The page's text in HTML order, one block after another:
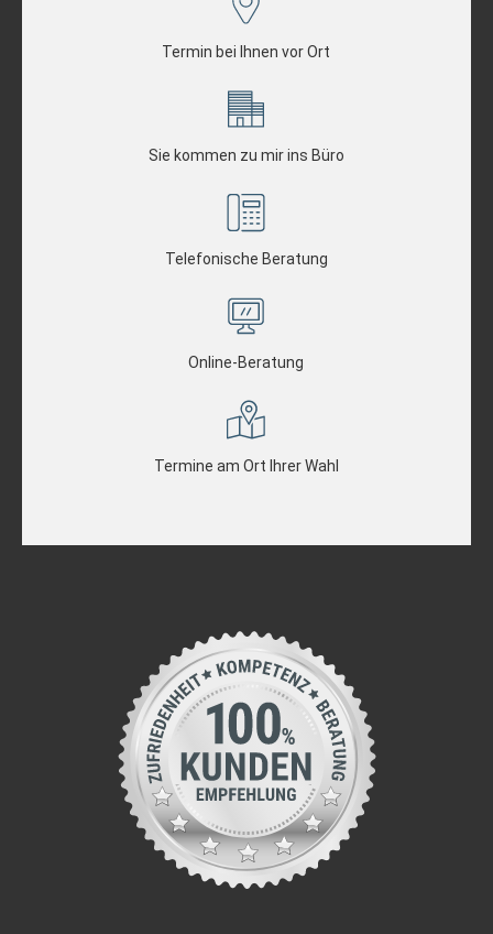
Termin bei Ihnen vor Ort
Sie kommen zu mir ins Büro
Telefonische Beratung
Online-Beratung
Termine am Ort Ihrer Wahl